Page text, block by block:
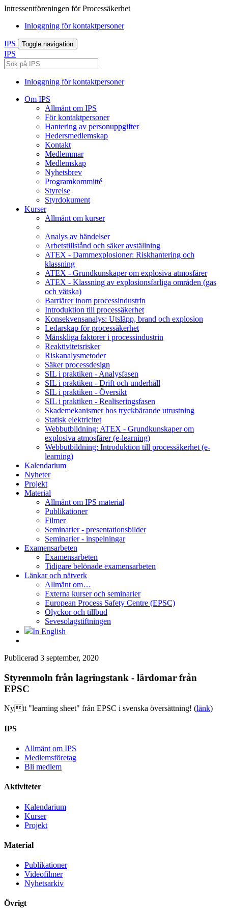
Intressentföreningen för Processäkerhet
Inloggning för kontaktpersoner
IPS Toggle navigation
IPS
Inloggning för kontaktpersoner
Om IPS
Allmänt om IPS
För kontaktpersoner
Hantering av personuppgifter
Hedersmedlemskap
Kontakt
Medlemmar
Medlemskap
Nyhetsbrev
Programkommitté
Styrelse
Styrdokument
Kurser
Allmänt om kurser
Analys av händelser
Arbetstillstånd och säker avställning
ATEX - Dammexplosioner: Riskhantering och
klassning
ATEX - Grundkunskaper om explosiva atmosfärer
ATEX - Klassning av explosionsfarliga områden (gas
och vätska)
Barriärer inom processindustrin
Introduktion till processäkerhet
Konsekvensanalys: Utsläpp, brand och explosion
Ledarskap för processäkerhet
Mänskliga faktorer i processindustrin
Reaktivitetsrisker
Riskanalysmetoder
Säker processdesign
SIL i praktiken - Analysfasen
SIL i praktiken - Drift och underhåll
SIL i praktiken - Översikt
SIL i praktiken - Realiseringsfasen
Skademekanismer hos tryckbärande utrustning
Statisk elektricitet
Webbutbildning: ATEX - Grundkunskaper om
explosiva atmosfärer (e-learning)
Webbutbildning: Introduktion till processäkerhet (e-
learning)
Kalendarium
Nyheter
Projekt
Material
Allmänt om IPS material
Publikationer
Filmer
Seminarier - presentationsbilder
Seminarier - inspelningar
Examensarbeten
Examensarbeten
Tidigare belönade examensarbeten
Länkar och nätverk
Allmänt om…
Externa kurser och seminarier
European Process Safety Centre (EPSC)
Olyckor och tillbud
Sevesolagstiftningen
In English
Publicerad 3 september, 2020
Styrenmoln från lagringstank - lärdomar från
EPSC
Nytt "learning sheet" från EPSC i svenska översättning! (länk)
IPS
Allmänt om IPS
Medlemsföretag
Bli medlem
Aktiviteter
Kalendarium
Kurser
Projekt
Material
Publikationer
Videofilmer
Nyhetsarkiv
Övrigt